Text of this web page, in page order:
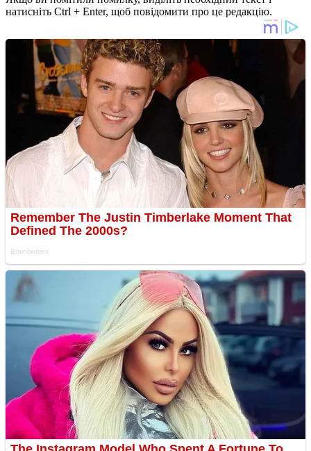
натисніть Ctrl + Enter, щоб повідомити про це редакцію.